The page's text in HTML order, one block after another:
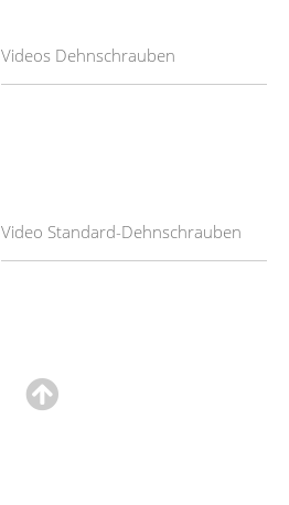
Videos Dehnschrauben
Video Standard-Dehnschrauben